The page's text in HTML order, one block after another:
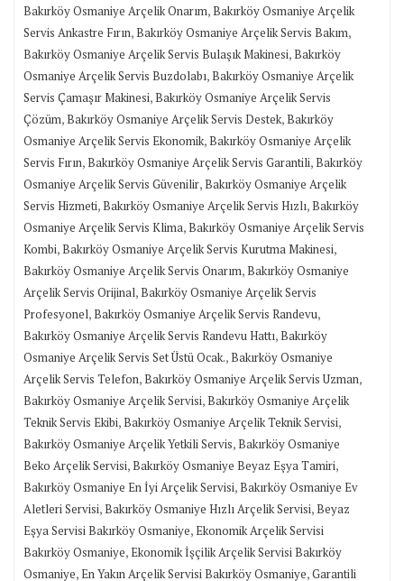
Bakırköy Osmaniye Arçelik Onarım,Bakırköy Osmaniye Arçelik
Servis Ankastre Fırın,Bakırköy Osmaniye Arçelik Servis Bakım,
Bakırköy Osmaniye Arçelik Servis Bulaşık Makinesi,Bakırköy
Osmaniye Arçelik Servis Buzdolabı,Bakırköy Osmaniye Arçelik
Servis Çamaşır Makinesi,Bakırköy Osmaniye Arçelik Servis
Çözüm,Bakırköy Osmaniye Arçelik Servis Destek,Bakırköy
Osmaniye Arçelik Servis Ekonomik,Bakırköy Osmaniye Arçelik
Servis Fırın,Bakırköy Osmaniye Arçelik Servis Garantili,Bakırköy
Osmaniye Arçelik Servis Güvenilir,Bakırköy Osmaniye Arçelik
Servis Hizmeti,Bakırköy Osmaniye Arçelik Servis Hızlı,Bakırköy
Osmaniye Arçelik Servis Klima,Bakırköy Osmaniye Arçelik Servis
Kombi,Bakırköy Osmaniye Arçelik Servis Kurutma Makinesi,
Bakırköy Osmaniye Arçelik Servis Onarım,Bakırköy Osmaniye
Arçelik Servis Orijinal,Bakırköy Osmaniye Arçelik Servis
Profesyonel,Bakırköy Osmaniye Arçelik Servis Randevu,
Bakırköy Osmaniye Arçelik Servis Randevu Hattı,Bakırköy
Osmaniye Arçelik Servis Set Üstü Ocak.,Bakırköy Osmaniye
Arçelik Servis Telefon,Bakırköy Osmaniye Arçelik Servis Uzman,
Bakırköy Osmaniye Arçelik Servisi,Bakırköy Osmaniye Arçelik
Teknik Servis Ekibi,Bakırköy Osmaniye Arçelik Teknik Servisi,
Bakırköy Osmaniye Arçelik Yetkili Servis,Bakırköy Osmaniye
Beko Arçelik Servisi,Bakırköy Osmaniye Beyaz Eşya Tamiri,
Bakırköy Osmaniye En İyi Arçelik Servisi,Bakırköy Osmaniye Ev
Aletleri Servisi,Bakırköy Osmaniye Hızlı Arçelik Servisi,Beyaz
Eşya Servisi Bakırköy Osmaniye,Ekonomik Arçelik Servisi
Bakırköy Osmaniye,Ekonomik İşçilik Arçelik Servisi Bakırköy
Osmaniye,En Yakın Arçelik Servisi Bakırköy Osmaniye,Garantili